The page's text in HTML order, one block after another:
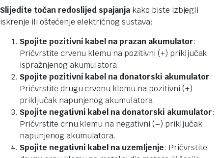
Slijedite točan redoslijed spajanjakako biste izbjegli
iskrenje ili oštećenje električnog sustava:
Spojite pozitivni kabel na prazan akumulator:
Pričvrstite crvenu klemu na pozitivni (+) priključak
ispražnjenog akumulatora.
Spojite pozitivni kabel na donatorski akumulator:
Pričvrstite drugu crvenu klemu na pozitivni (+)
priključak napunjenog akumulatora.
Spojite negativni kabel na donatorski akumulator:
Pričvrstite crnu klemu na negativni (–) priključak
napunjenog akumulatora.
Spojite negativni kabel na uzemljenje: Pričvrstite